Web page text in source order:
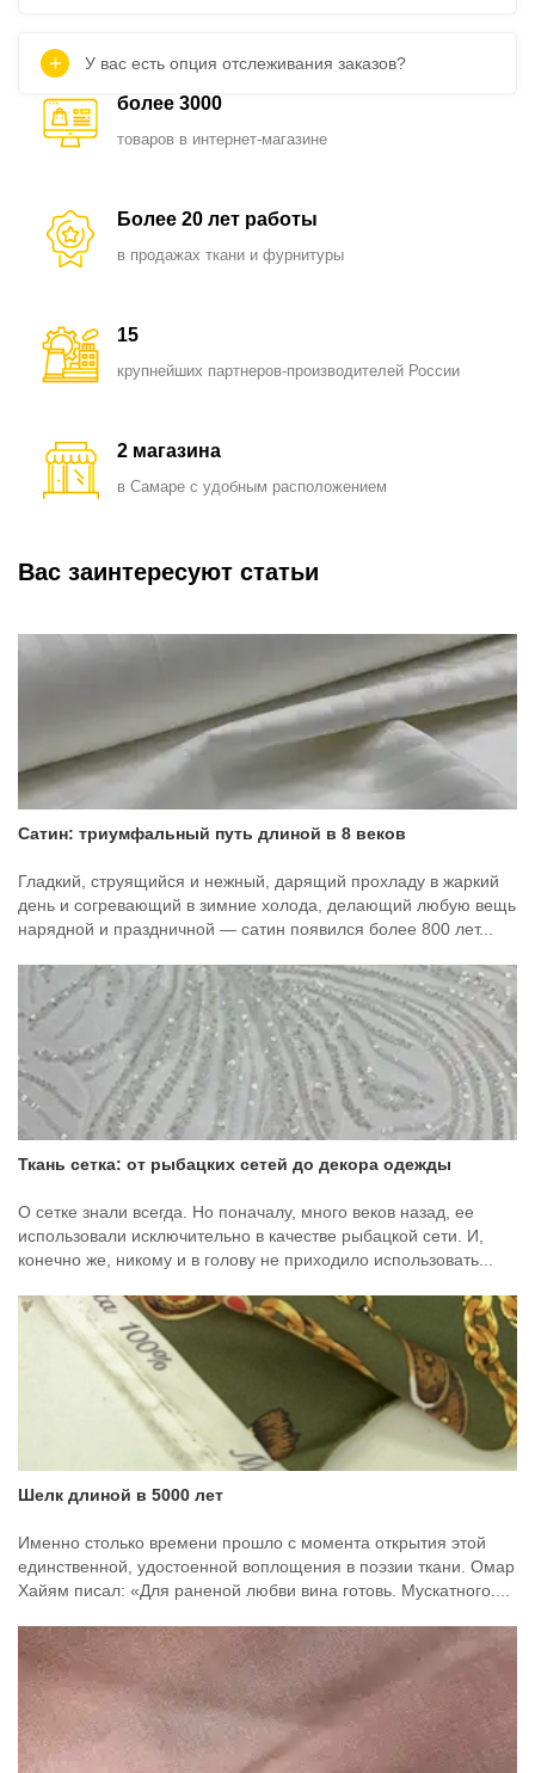
У вас есть опция отслеживания заказов?
более 3000
товаров в интернет-магазине
Более 20 лет работы
в продажах ткани и фурнитуры
15
крупнейших партнеров-производителей России
2 магазина
в Самаре с удобным расположением
Вас заинтересуют статьи
Сатин: триумфальный путь длиной в 8 веков
Гладкий, струящийся и нежный, дарящий прохладу в жаркий
день и согревающий в зимние холода, делающий любую вещь
нарядной и праздничной — сатин появился более 800 лет...
Ткань сетка: от рыбацких сетей до декора одежды
О сетке знали всегда. Но поначалу, много веков назад, ее
использовали исключительно в качестве рыбацкой сети. И,
конечно же, никому и в голову не приходило использовать...
Шелк длиной в 5000 лет
Именно столько времени прошло с момента открытия этой
единственной, удостоенной воплощения в поэзии ткани. Омар
Хайям писал: «Для раненой любви вина готовь. Мускатного....